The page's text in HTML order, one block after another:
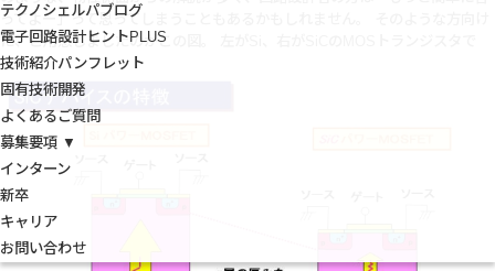
テクノシェルパブログ
電子回路設計ヒントPLUS
技術紹介パンフレット
固有技術開発
よくあるご質問
募集要項 ▼
インターン
新卒
キャリア
お問い合わせ
ってよー」って思ってしまうこともあるかもしれません。
に、ご用意しましたのがこの図。 左がSi、右がSiCのMOSトランジスタで
す。